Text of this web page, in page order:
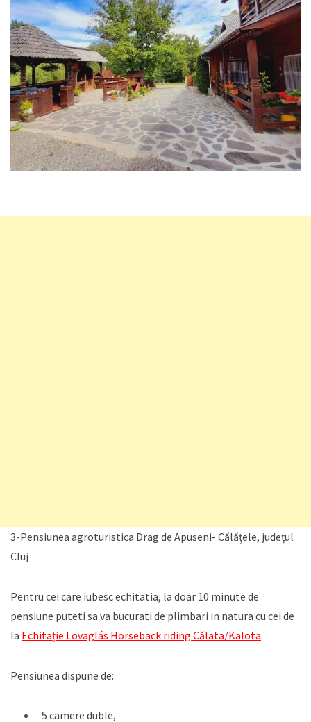
3-Pensiunea agroturistica Drag de Apuseni- Călățele, județul
Cluj
Pentru cei care iubesc echitatia, la doar 10 minute de
pensiune puteti sa va bucurati de plimbari in natura cu cei de
la Echitație Lovaglás Horseback riding Călata/Kalota.
Pensiunea dispune de:
5 camere duble,